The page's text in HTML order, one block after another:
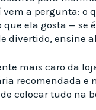
vem a pergunta: o
que ela gosta —
divertido, ensine
mais caro da
recomendada e
colocar tudo na